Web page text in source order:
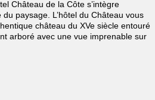
Château de la Côte s’intègre
paysage. L’hôtel du Château vous
château du XVe siècle entouré
arboré avec une vue imprenable sur